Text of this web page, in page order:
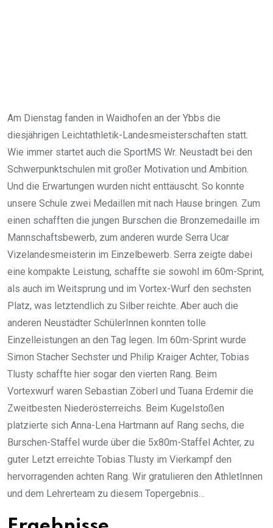
Am Dienstag fanden in Waidhofen an der Ybbs die
diesjährigen Leichtathletik-Landesmeisterschaften statt.
Wie immer startet auch die SportMS Wr. Neustadt bei den
Schwerpunktschulen mit großer Motivation und Ambition.
Und die Erwartungen wurden nicht enttäuscht. So konnte
unsere Schule zwei Medaillen mit nach Hause bringen. Zum
einen schafften die jungen Burschen die Bronzemedaille im
Mannschaftsbewerb, zum anderen wurde Serra Ucar
Vizelandesmeisterin im Einzelbewerb. Serra zeigte dabei
eine kompakte Leistung, schaffte sie sowohl im 60m-Sprint,
als auch im Weitsprung und im Vortex-Wurf den sechsten
Platz, was letztendlich zu Silber reichte. Aber auch die
anderen Neustädter SchülerInnen konnten tolle
Einzelleistungen an den Tag legen. Im 60m-Sprint wurde
Simon Stacher Sechster und Philip Kraiger Achter, Tobias
Tlusty schaffte hier sogar den vierten Rang. Beim
Vortexwurf waren Sebastian Zöberl und Tuana Erdemir die
Zweitbesten Niederösterreichs. Beim Kugelstoßen
platzierte sich Anna-Lena Hartmann auf Rang sechs, die
Burschen-Staffel wurde über die 5x80m-Staffel Achter, zu
guter Letzt erreichte Tobias Tlusty im Vierkampf den
hervorragenden achten Rang. Wir gratulieren den AthletInnen
und dem Lehrerteam zu diesem Topergebnis…